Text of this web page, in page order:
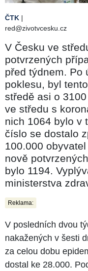
ČTK |
red@zivotvcesku.cz
V Česku ve
potvrzených
před týdnem. Po
poklesu, byl
středě asi o
ve středu s
nich 1064 bylo v
číslo se dostalo
100.000
nově
bylo 1194.
ministerstva
Reklama:
V posledních dvou
nakažených v šesti
za celou dobu
dostal ke 28.000.